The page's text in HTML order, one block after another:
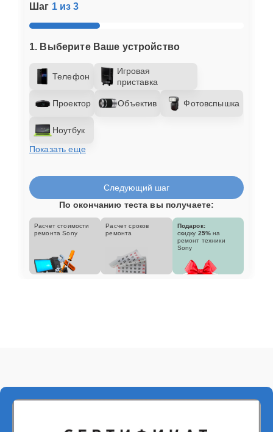
Шаг 1 из 3
1. Выберите Ваше устройство
Телефон
Игровая
приставка
Проектор Объектив Фотовспышка
Ноутбук
Показать еще
Следующий шаг
По окончанию теста вы получаете:
Расчет стоимости
ремонта Sony
Расчет сроков
ремонта
Подарок:
скидку 25% на
ремонт техники
Sony